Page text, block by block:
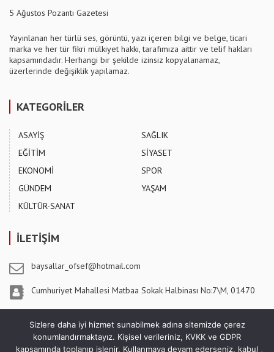
5 Ağustos Pozantı Gazetesi
Yayınlanan her türlü ses, görüntü, yazı içeren bilgi ve belge, ticari
marka ve her tür fikri mülkiyet hakkı, tarafımıza aittir ve telif hakları
kapsamındadır. Herhangi bir şekilde izinsiz kopyalanamaz,
üzerlerinde değişiklik yapılamaz.
KATEGORİLER
ASAYİŞ
EĞİTİM
EKONOMİ
GÜNDEM
KÜLTÜR-SANAT
SAĞLIK
SİYASET
SPOR
YAŞAM
İLETİŞİM
baysallar_ofsef@hotmail.com
Cumhuriyet Mahallesi Matbaa Sokak Halbinası No:7\M, 01470
Sizlere daha iyi hizmet sunabilmek adına sitemizde çerez
konumlandırmaktayız. Kişisel verileriniz, KVKK ve GDPR
kapsamında toplanıp işlenir. Kullanmaya devam ederseniz, kabul